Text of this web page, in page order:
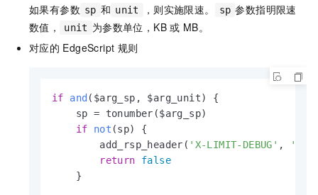
如果有参数 sp 和 unit ，则实施限速。 sp 参数指明限速
数值，
unit 为参数单位，KB 或 MB。
对应的 EdgeScript 规则
if and ($arg_sp, $arg_unit)
{
    sp = tonumber($arg_sp)
if
not (sp)
{
        add_rsp_header(
'X-LIMIT-DEBUG' ,
return
false
    }